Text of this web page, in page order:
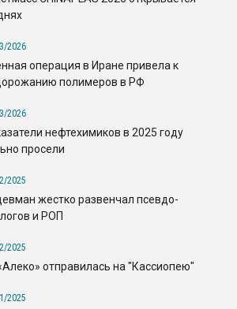
2026
операция в Иране привела к
полимеров в РФ
2026
нефтехимиков в 2025 году
просели
2025
жестко развенчал псевдо-
и РОП
2025
отправилась на "Кассиопею"
2025